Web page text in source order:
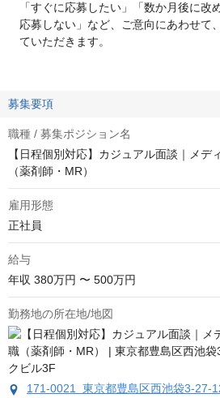
「すぐに応募したい」「数か月後に改
応募しない」など、ご意向にあわせて
ていただきます。
募集要項
職種 / 募集ポジション名
【日程個別対応】カジュアル面談｜メデ
（薬剤師・MR）
雇用形態
正社員
給与
年収 380万円 〜 500万円
勤務地の所在地/地図
171-0021 東京都豊島区西池袋3-27-